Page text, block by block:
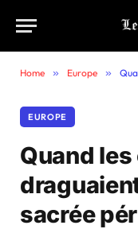
Home » Europe »
EUROPE
Quand
sacrée